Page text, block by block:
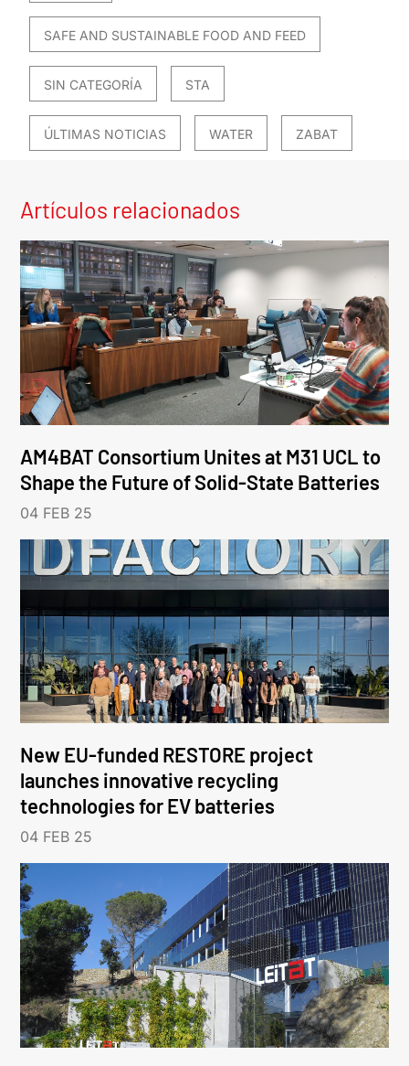
SAFE AND SUSTAINABLE FOOD AND FEED
SIN CATEGORÍA STA
ÚLTIMAS NOTICIAS WATER ZABAT
Artículos relacionados
AM4BAT Consortium Unites at M31 UCL to
Shape the Future of Solid-State Batteries
04 FEB 25
New EU-funded RESTORE project
launches innovative recycling
technologies for EV batteries
04 FEB 25